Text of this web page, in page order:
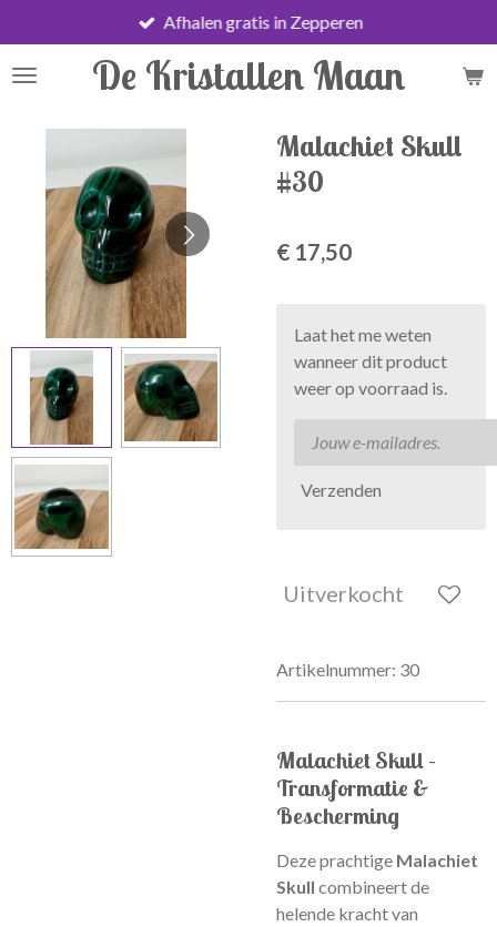
direct
naar
hoofdinhoud
De Kristallen Maan
Afhalen gratis in Zepperen
Malachiet Skull
#30
€ 17,50
Laat het me weten
wanneer dit product
weer op voorraad is.
Verzenden
Uitverkocht
Artikelnummer: 30
Malachiet Skull –
Transformatie &
Bescherming
Deze prachtige Malachiet
Skull combineert de
helende kracht van